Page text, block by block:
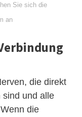
Sie sich die
an
die direkt
sind und alle
die